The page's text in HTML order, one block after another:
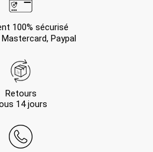
100% sécurisé
Paypal
Retours
14 jours